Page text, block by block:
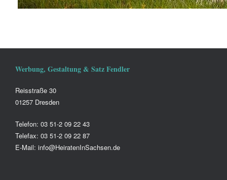
Werbung, Gestaltung & Satz Fendler
Reisstraße 30
01257 Dresden
Telefon: 03 51-2 09 22 43
Telefax: 03 51-2 09 22 87
E-Mail: info@HeiratenInSachsen.de